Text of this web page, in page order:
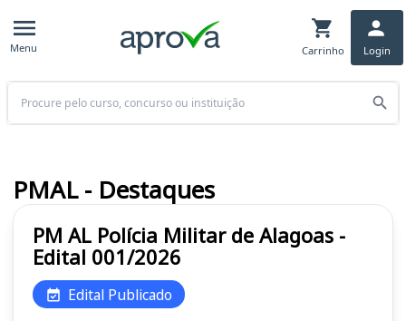
Menu Carrinho Login
Buscar
PM AL Polícia Militar de Alagoas -
Edital 001/2026
Edital Publicado
PMAL - Destaques